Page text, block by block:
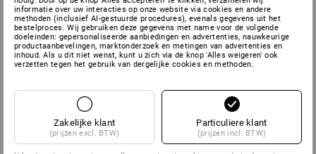
informatie over uw interacties op onze website via cookies en andere
methoden (inclusief AI-gestuurde procedures), evenals gegevens uit het
bestelproces. Wij gebruiken deze gegevens met name voor de volgende
doeleinden: gepersonaliseerde aanbiedingen en advertenties, nauwkeurige
productaanbevelingen, marktonderzoek en metingen van advertenties en
inhoud. Als u dit niet wenst, kunt u zich via de knop 'Alles weigeren' ook
verzetten tegen het gebruik van dergelijke cookies en methoden.
Zakelijke klant
(prijzen excl. BTW)
Particuliere klant
(prijzen incl. BTW)